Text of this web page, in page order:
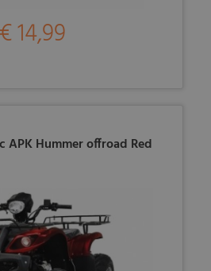
€ 14,99
APK Hummer offroad Red